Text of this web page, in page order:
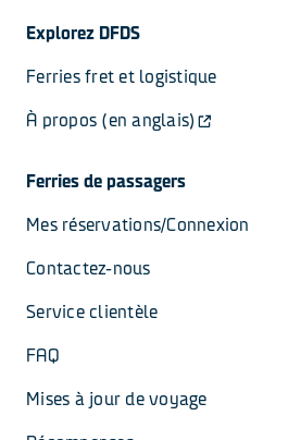
Explorez DFDS
Ferries fret et logistique
À propos (en anglais)
Ferries de passagers
Mes réservations/Connexion
Contactez-nous
Service clientèle
FAQ
Mises à jour de voyage